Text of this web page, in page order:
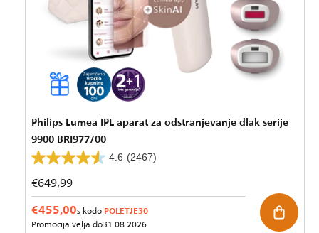
Philips Lumea IPL aparat za odstranjevanje dlak serije
9900 BRI977/00
4.6 (2467)
Redna
cena
€649,99
€455,00s kodoPOLETJE30
Promocija velja do31.08.2026